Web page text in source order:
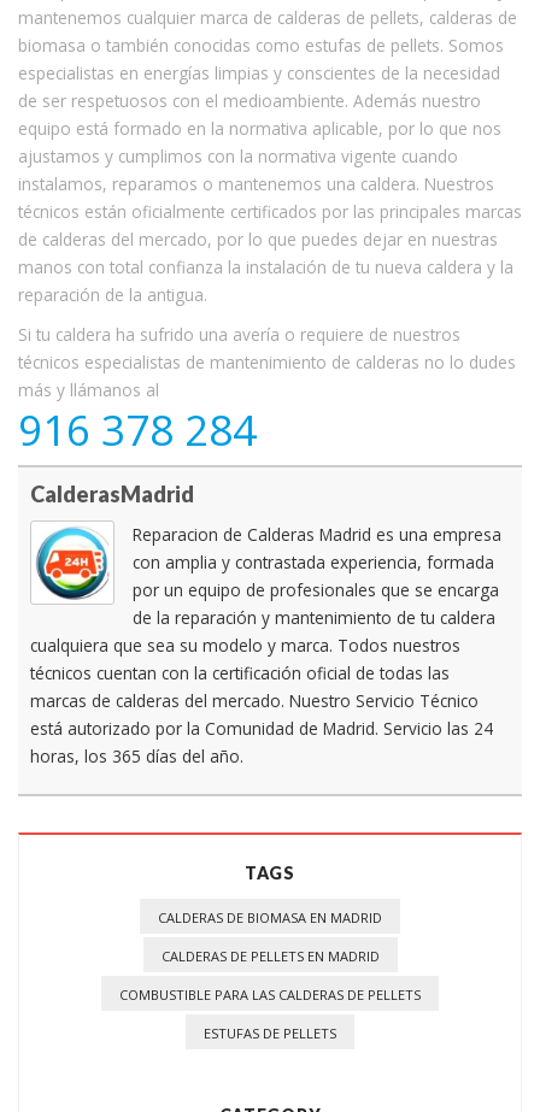
mantenemos cualquier marca de calderas de pellets, calderas de
biomasa o también conocidas como estufas de pellets. Somos
especialistas en energías limpias y conscientes de la necesidad
de ser respetuosos con el medioambiente. Además nuestro
equipo está formado en la normativa aplicable, por lo que nos
ajustamos y cumplimos con la normativa vigente cuando
instalamos, reparamos o mantenemos una caldera. Nuestros
técnicos están oficialmente certificados por las principales marcas
de calderas del mercado, por lo que puedes dejar en nuestras
manos con total confianza la instalación de tu nueva caldera y la
reparación de la antigua.
Si tu caldera ha sufrido una avería o requiere de nuestros
técnicos especialistas de mantenimiento de calderas no lo dudes
más y llámanos al
916 378 284
CalderasMadrid
Reparacion de Calderas Madrid es una empresa
con amplia y contrastada experiencia, formada
por un equipo de profesionales que se encarga
de la reparación y mantenimiento de tu caldera
cualquiera que sea su modelo y marca. Todos nuestros
técnicos cuentan con la certificación oficial de todas las
marcas de calderas del mercado. Nuestro Servicio Técnico
está autorizado por la Comunidad de Madrid. Servicio las 24
horas, los 365 días del año.
TAGS
CALDERAS DE BIOMASA EN MADRID
CALDERAS DE PELLETS EN MADRID
COMBUSTIBLE PARA LAS CALDERAS DE PELLETS
ESTUFAS DE PELLETS